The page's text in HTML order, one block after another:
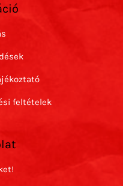
feltételek